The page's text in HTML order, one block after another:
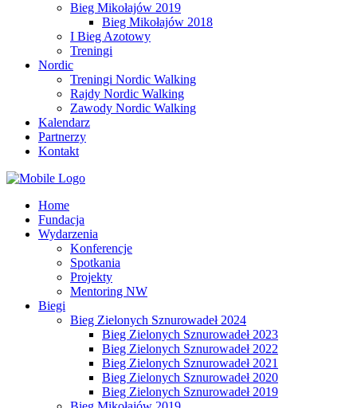
Bieg Mikołajów 2019
Bieg Mikołajów 2018
I Bieg Azotowy
Treningi
Nordic
Treningi Nordic Walking
Rajdy Nordic Walking
Zawody Nordic Walking
Kalendarz
Partnerzy
Kontakt
Home
Fundacja
Wydarzenia
Konferencje
Spotkania
Projekty
Mentoring NW
Biegi
Bieg Zielonych Sznurowadeł 2024
Bieg Zielonych Sznurowadeł 2023
Bieg Zielonych Sznurowadeł 2022
Bieg Zielonych Sznurowadeł 2021
Bieg Zielonych Sznurowadeł 2020
Bieg Zielonych Sznurowadeł 2019